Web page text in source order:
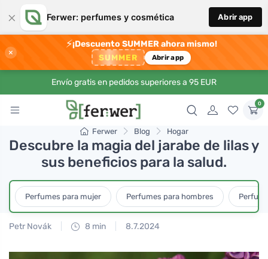
× Ferwer: perfumes y cosmética Abrir app
×
⚡¡Descuento SUMMER ahora mismo!
SUMMER Abrir app
Envío gratis en pedidos superiores a 95 EUR
0
Ferwer Blog Hogar
Descubre la magia del jarabe de lilas y
sus beneficios para la salud.
Perfumes para mujer Perfumes para hombres
Petr Novák 8 min 8.7.2024